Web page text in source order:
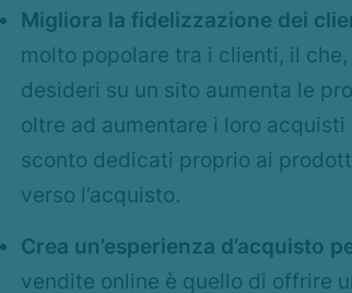
Migliora la fidelizzazione dei
molto popolare tra i clienti, il
desideri su un sito aumenta le
oltre ad aumentare i loro
sconto dedicati proprio ai
verso l’acquisto.
Crea un’esperienza d’acquisto
vendite online è quello di offrire